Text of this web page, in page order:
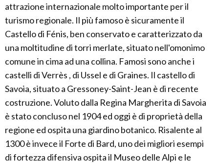
attrazione internazionale molto importante per il
turismo regionale. Il più famoso è sicuramente il
Castello di Fénis, ben conservato e caratterizzato da
una moltitudine di torri merlate, situato nell'omonimo
comune in cima ad una collina. Famosi sono anche i
castelli di Verrès , di Ussel e di Graines. Il castello di
Savoia, situato a Gressoney-Saint-Jean è di recente
costruzione. Voluto dalla Regina Margherita di Savoia
è stato concluso nel 1904 ed oggi è di proprietà della
regione ed ospita una giardino botanico. Risalente al
1300 è invece il Forte di Bard, uno dei migliori esempi
di fortezza difensiva ospita il Museo delle Alpi e le